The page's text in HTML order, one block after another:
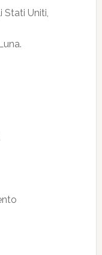
Uniti,